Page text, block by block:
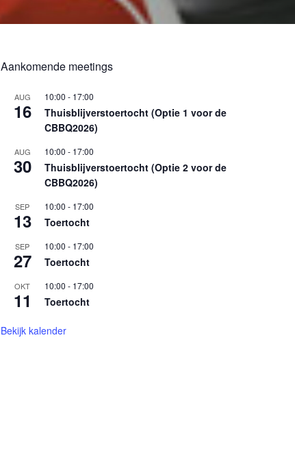
Aankomende meetings
AUG
16
10:00 - 17:00
Thuisblijverstoertocht (Optie 1 voor de
CBBQ2026)
AUG
30
10:00 - 17:00
Thuisblijverstoertocht (Optie 2 voor de
CBBQ2026)
SEP
13
10:00 - 17:00
Toertocht
SEP
27
10:00 - 17:00
Toertocht
OKT
11
10:00 - 17:00
Toertocht
Bekijk kalender